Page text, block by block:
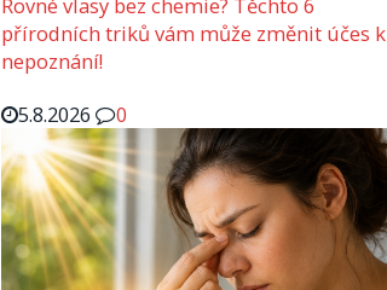
přírodních triků vám může změnit účes k
nepoznání!
5.8.2026
0